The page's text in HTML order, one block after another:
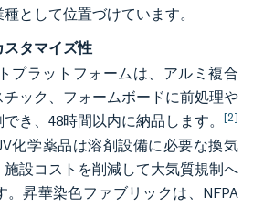
として位置づけています。
タマイズ性
プラットフォームは、アルミ複合
ック、フォームボードに前処理や
き、48時間以内に納品します。 [2]
化学薬品は溶剤設備に必要な換気
設コストを削減して大気質規制へ
。昇華染色ファブリックは、NFPA